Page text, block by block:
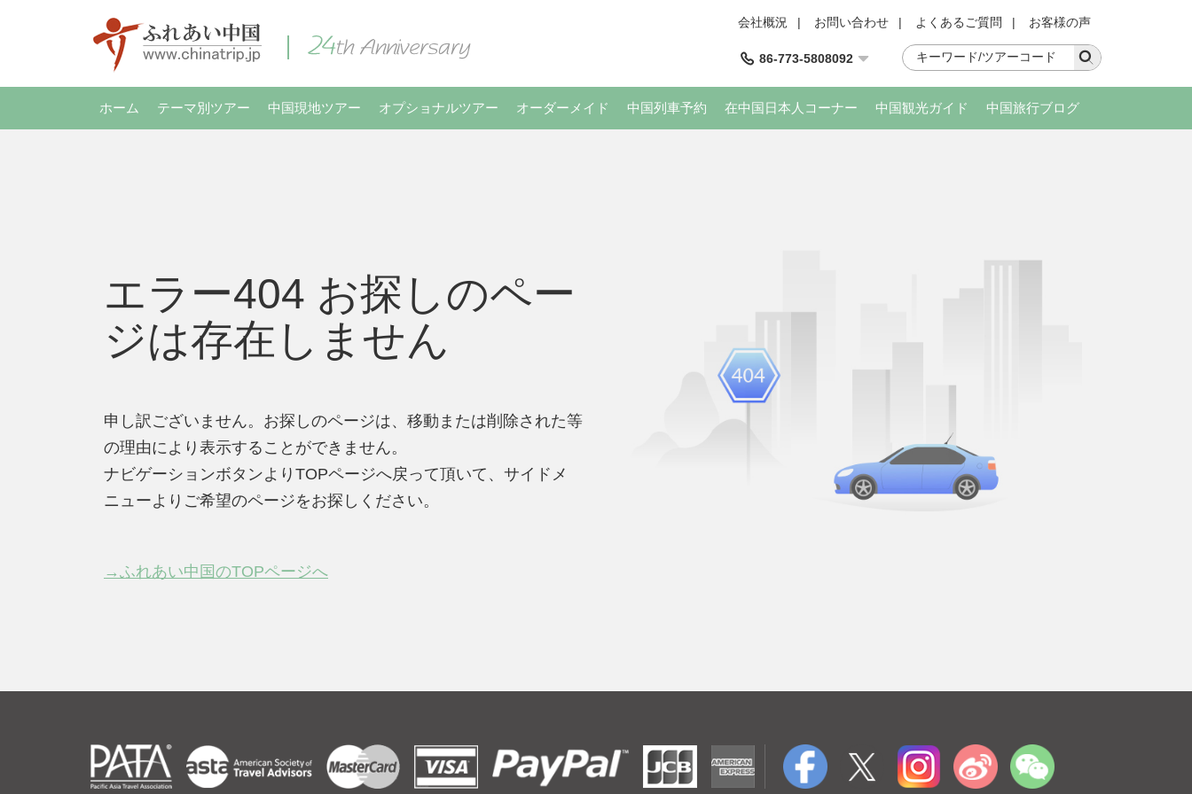
会社概況 | お問い合わせ | よくあるご質問 | お客様の声
86-773-5808092
ホーム テーマ別ツアー 中国現地ツアー オプショナルツアー オーダーメイド 中国列車予約 在中国日本人コーナー 中国観光ガイド 中国旅行ブログ
エラー404 お探しのペー
ジは存在しません
申し訳ございません。お探しのページは、移動または削除された等
の理由により表示することができません。
ナビゲーションボタンよりTOPページへ戻って頂いて、サイドメ
ニューよりご希望のページをお探しください。
→ふれあい中国のTOPページへ